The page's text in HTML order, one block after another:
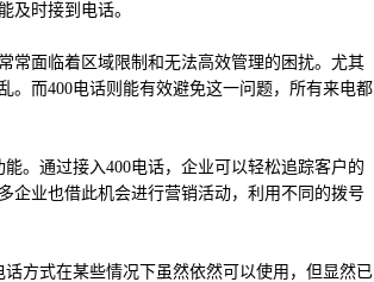
及时接到电话。
常面临着区域限制和无法高效管理的困扰。尤其
。而400电话则能有效避免这一问题，所有来电都
。通过接入400电话，企业可以轻松追踪客户的
企业也借此机会进行营销活动，利用不同的拨号
方式在某些情况下虽然依然可以使用，但显然已